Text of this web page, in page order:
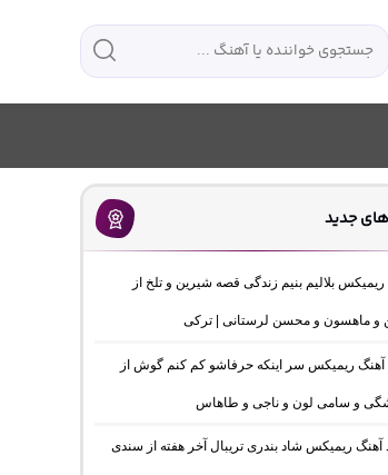
جدید
ریمیکس بلالیم بنیم زندگی قصه شیرین و تلخ از
و ماهسون و محسن لرستانی | ترکی
آهنگ ریمیکس سر اینکه حرفاشو کم کنم گوش از
و سامی لون و ناجی و طاهاس
آهنگ ریمیکس شاد بندری تریبال آخر هفته از سندی